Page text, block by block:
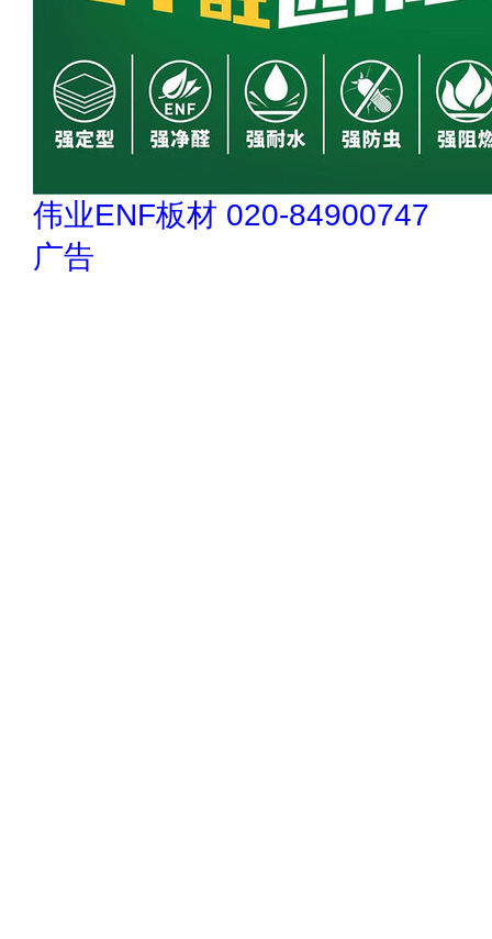
伟业ENF板材 020-84900747
广告